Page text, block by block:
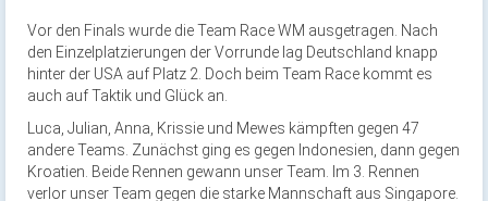
Vor den Finals wurde die Team Race WM ausgetragen. Nach
den Einzelplatzierungen der Vorrunde lag Deutschland knapp
hinter der USA auf Platz 2. Doch beim Team Race kommt es
auch auf Taktik und Glück an.
Luca, Julian, Anna, Krissie und Mewes kämpften gegen 47
andere Teams. Zunächst ging es gegen Indonesien, dann gegen
Kroatien. Beide Rennen gewann unser Team. Im 3. Rennen
verlor unser Team gegen die starke Mannschaft aus Singapore.